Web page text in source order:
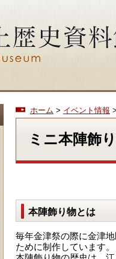
ホーム > イベント情報 >
ミニ本陣飾
本陣飾り物とは
毎年金津祭の際に金津
ために制作しています。